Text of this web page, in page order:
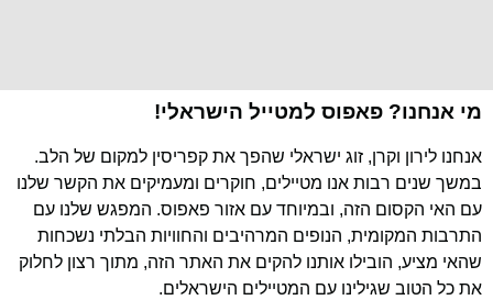
מי אנחנו? פאפוס למטייל הישראלי!
אנחנו לירון וקרן, זוג ישראלי שהפך את קפריסין למקום של הלב.
במשך שנים רבות אנו מטיילים, חוקרים ומעמיקים את הקשר שלנו
עם האי הקסום הזה, ובמיוחד עם אזור פאפוס. המפגש שלנו עם
התרבות המקומית, הנופים המרהיבים והחוויות הבלתי נשכחות
שהאי מציע, הובילו אותנו להקים את האתר הזה, מתוך רצון לחלוק
את כל הטוב שגילינו עם המטיילים הישראלים.